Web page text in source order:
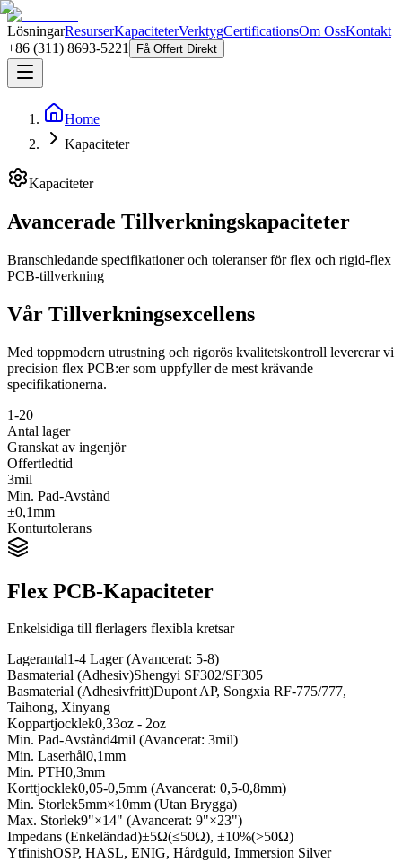
LösningarResurserKapaciteterVerktygCertificationsOm OssKontakt
+86 (311) 8693-5221
Få Offert Direkt
Home
Kapaciteter
Kapaciteter
Avancerade Tillverkningskapaciteter
Branschledande specifikationer och toleranser för flex och rigid-flex
PCB-tillverkning
Vår Tillverkningsexcellens
Med toppmodern utrustning och rigorös kvalitetskontroll levererar vi
precision flex PCB:er som uppfyller de mest krävande
specifikationerna.
1-20
Antal lager
Granskat av ingenjör
Offertledtid
3mil
Min. Pad-Avstånd
±0,1mm
Konturtolerans
Flex PCB-Kapaciteter
Enkelsidiga till flerlagers flexibla kretsar
Lagerantal1-4 Lager (Avancerat: 5-8)
Basmaterial (Adhesiv)Shengyi SF302/SF305
Basmaterial (Adhesivfritt)Dupont AP, Songxia RF-775/777,
Taihong, Xinyang
Koppartjocklek0,33oz - 2oz
Min. Pad-Avstånd4mil (Avancerat: 3mil)
Min. Laserhål0,1mm
Min. PTH0,3mm
Korttjocklek0,05-0,5mm (Avancerat: 0,5-0,8mm)
Min. Storlek5mm×10mm (Utan Brygga)
Max. Storlek9"×14" (Avancerat: 9"×23")
Impedans (Enkeländad)±5Ω(≤50Ω), ±10%(>50Ω)
YtfinishOSP, HASL, ENIG, Hårdguld, Immersion Silver